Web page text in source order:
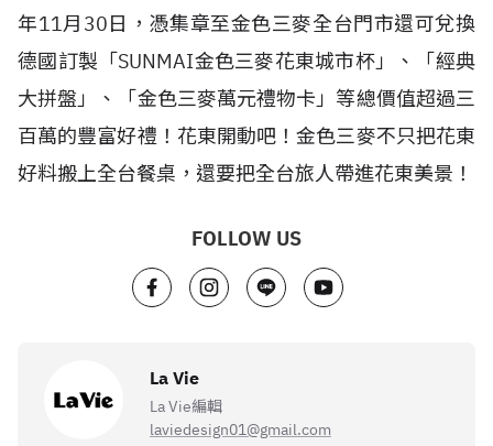
年11月 30日，憑集章至金色三麥全台門市還可兌換
德國訂製「SUNMAI金色三麥花東城市杯」、「經典
大拼盤」、「金色三麥萬元禮物卡」等總價值超過三
百萬的豐富好禮！花東開動吧！金色三麥不只把花東
好料搬上全台餐桌，還要把全台旅人帶進花東美景！
FOLLOW US
La Vie
La Vie編輯
laviedesign01@gmail.com